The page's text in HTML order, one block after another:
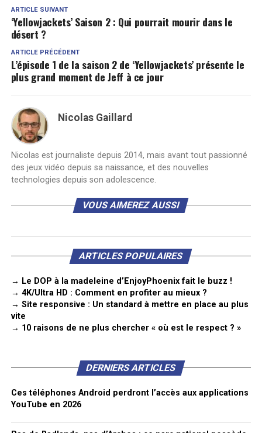
ARTICLE SUIVANT
‘Yellowjackets’ Saison 2 : Qui pourrait mourir dans le
désert ?
ARTICLE PRÉCÉDENT
L’épisode 1 de la saison 2 de ‘Yellowjackets’ présente le
plus grand moment de Jeff à ce jour
Nicolas Gaillard
Nicolas est journaliste depuis 2014, mais avant tout passionné
des jeux vidéo depuis sa naissance, et des nouvelles
technologies depuis son adolescence.
VOUS AIMEREZ AUSSI
ARTICLES POPULAIRES
→ Le DOP à la madeleine d’EnjoyPhoenix fait le buzz !
→ 4K/Ultra HD : Comment en profiter au mieux ?
→ Site responsive : Un standard à mettre en place au plus
vite
→ 10 raisons de ne plus chercher « où est le respect ? »
DERNIERS ARTICLES
Ces téléphones Android perdront l’accès aux applications
YouTube en 2026